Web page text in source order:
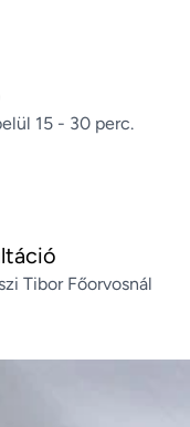
15 - 30 perc.
Tibor Főorvosnál